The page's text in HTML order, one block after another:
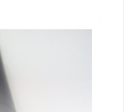
bideoa Hamaika
eskutik